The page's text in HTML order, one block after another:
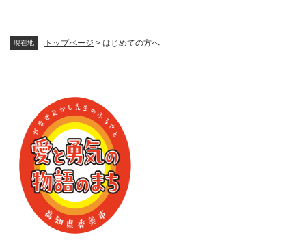
現在地 トップページ > はじめての方へ